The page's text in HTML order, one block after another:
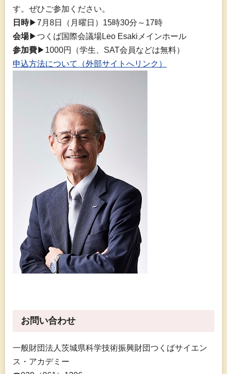
す。ぜひご参加ください。
日時▶7月8日（月曜日）15時30分～17時
会場▶つくば国際会議場Leo Esakiメインホール
参加費▶1000円（学生、SAT会員などは無料）
申込方法について（外部サイトへリンク）
お問い合わせ
一般財団法人茨城県科学技術振興財団つくばサイエン
ス・アカデミー